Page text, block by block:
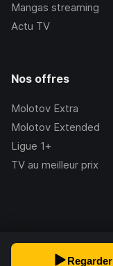
Regarder
Mangas streaming
Actu TV
Nos offres
Molotov Extra
Molotov Extended
Ligue 1+
TV au meilleur prix